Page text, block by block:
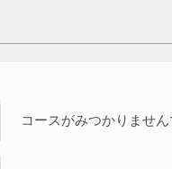
コースがみつかりません